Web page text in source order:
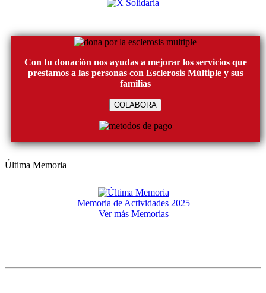
Con tu donación nos ayudas a mejorar los servicios que
prestamos a las personas con Esclerosis Múltiple y sus
familias
COLABORA
Última Memoria
Memoria de Actividades 2025
Ver más Memorias